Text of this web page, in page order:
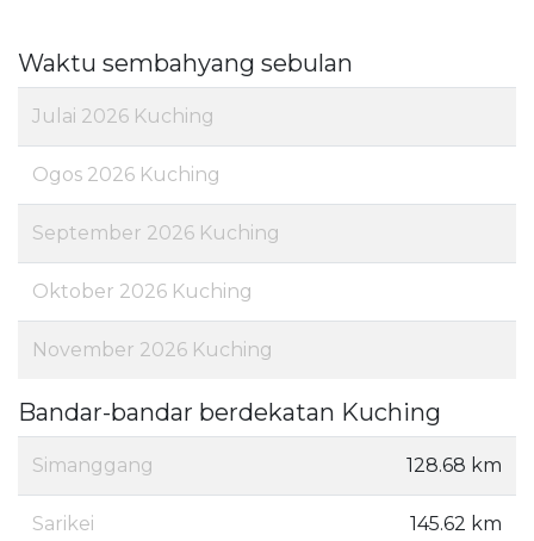
Waktu sembahyang sebulan
Julai 2026 Kuching
Ogos 2026 Kuching
September 2026 Kuching
Oktober 2026 Kuching
November 2026 Kuching
Bandar-bandar berdekatan Kuching
Simanggang 128.68 km
Sarikei 145.62 km